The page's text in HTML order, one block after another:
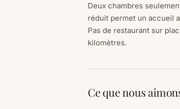
Deux chambres
réduit permet un accueil
Pas de restaurant sur
kilomètres.
Ce que nous